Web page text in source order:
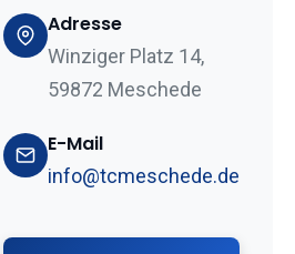
Adresse
Winziger Platz 14,
59872 Meschede
E-Mail
info@tcmeschede.de